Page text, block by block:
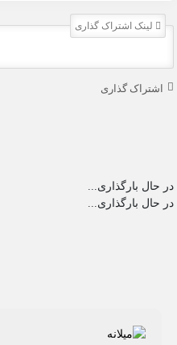
لینک اشتراک گذاری
اشتراک گذاری
در حال بارگذاری...
در حال بارگذاری...